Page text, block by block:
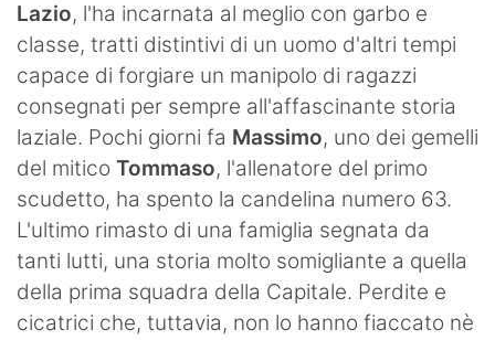
Lazio, l'ha incarnata al meglio con garbo e
classe, tratti distintivi di un uomo d'altri tempi
capace di forgiare un manipolo di ragazzi
consegnati per sempre all'affascinante storia
laziale. Pochi giorni fa Massimo, uno dei gemelli
del mitico Tommaso, l'allenatore del primo
scudetto, ha spento la candelina numero 63.
L'ultimo rimasto di una famiglia segnata da
tanti lutti, una storia molto somigliante a quella
della prima squadra della Capitale. Perdite e
cicatrici che, tuttavia, non lo hanno fiaccato nè